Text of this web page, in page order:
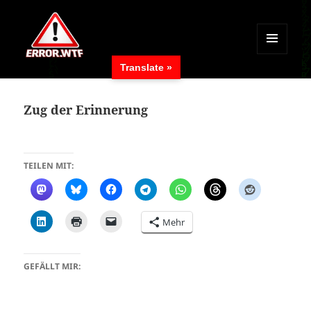
MENÜ
WIDGETS
Zug der Erinnerung
TEILEN MIT:
Mehr
GEFÄLLT MIR:
Translate »